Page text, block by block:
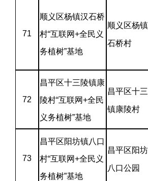
71
顺义区杨镇汉石桥
村“互联网+全民义
务植树”基地
顺义区杨
石桥村
72
昌平区十三陵镇康
陵村“互联网+全民
义务植树”基地
昌平区十
镇康陵村
73
昌平区阳坊镇八口
村“互联网+全民义
务植树”基地
昌平区阳
八口公园